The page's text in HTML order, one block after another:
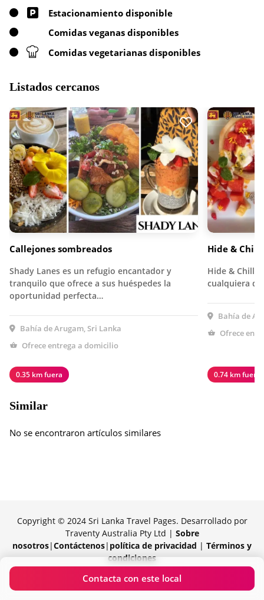
Estacionamiento disponible
Comidas veganas disponibles
Comidas vegetarianas disponibles
Contacta con este local
Listados cercanos
Callejones sombreados
Shady Lanes es un refugio encantador y
tranquilo que ofrece a sus huéspedes la
oportunidad perfecta…
Bahía de Arugam, Sri Lanka
Ofrece entrega a domicilio
0.35 km fuera
Hide & Chill
Hide & Chill
cualquiera
Bahía de
Ofrece
0.74 km fuera
Similar
No se encontraron artículos similares
Copyright © 2024 Sri Lanka Travel Pages. Desarrollado por
Traventy Australia Pty Ltd | Sobre
nosotros|Contáctenos| política de privacidad | Términos y
condiciones
Orgullosamente impulsado por Traventy